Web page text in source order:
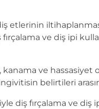
etlerinin
fırçalama ve diş ipi
ve hassasiyet
belirtileri
diş fırçalama ve diş